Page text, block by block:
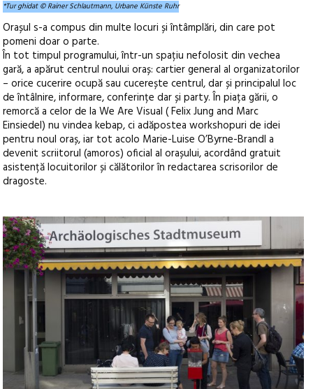
*Tur ghidat © Rainer Schlautmann, Urbane Künste Ruhr
Orașul s-a compus din multe locuri și întâmplări, din care pot
pomeni doar o parte.
În tot timpul programului, într-un spațiu nefolosit din vechea
gară, a apărut centrul noului oraș: cartier general al organizatorilor
– orice cucerire ocupă sau cucerește centrul, dar și principalul loc
de întâlnire, informare, conferințe dar și party. În piața gării, o
remorcă a celor de la We Are Visual ( Felix Jung and Marc
Einsiedel) nu vindea kebap, ci adăpostea workshopuri de idei
pentru noul oraș, iar tot acolo Marie-Luise O’Byrne-Brandl a
devenit scriitorul (amoros) oficial al orașului, acordând gratuit
asistență locuitorilor și călătorilor în redactarea scrisorilor de
dragoste.